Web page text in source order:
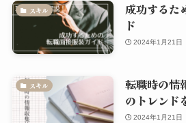
スキル
成功するた
ド
2024年1月21日
スキル
転職時の情
のトレンド
2024年1月21日